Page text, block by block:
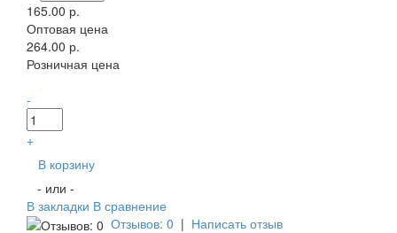
165.00 р.
Оптовая цена
264.00 р.
Розничная цена
-
+
В корзину
- или -
В закладки В сравнение
Отзывов: 0 | Написать отзыв